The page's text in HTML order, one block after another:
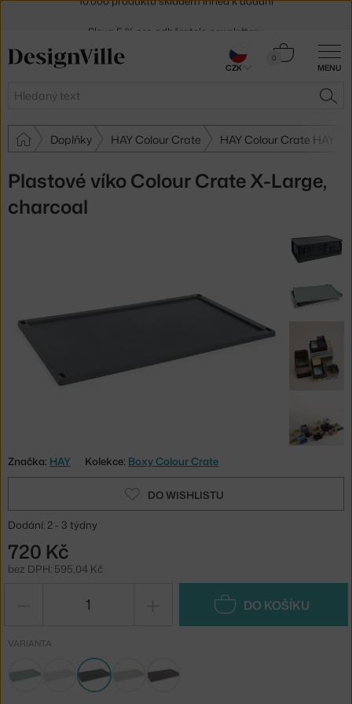
MENU
Hledat
0
Košík
Doplňky HAY Colour Crate HAY Colour Crate HAY
Plastové víko Colour Crate X-Large,
charcoal
Značka: HAY Kolekce: Boxy Colour Crate
DO WISHLISTU
Dodání: 2 - 3 týdny
720 Kč
bez DPH: 595,04 Kč
DO KOŠÍKU
VARIANTA
30 dní na vrácení zboží
CZK